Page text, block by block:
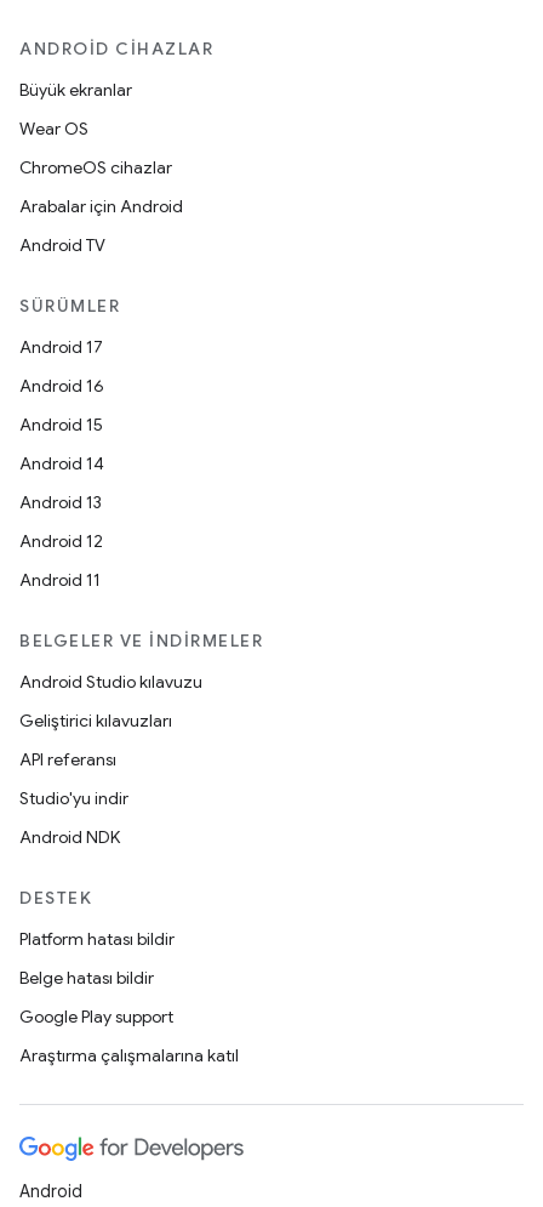
ANDROID CIHAZLAR
Büyük ekranlar
Wear OS
ChromeOS cihazlar
Arabalar için Android
Android TV
SÜRÜMLER
Android 17
Android 16
Android 15
Android 14
Android 13
Android 12
Android 11
BELGELER VE İNDIRMELER
Android Studio kılavuzu
Geliştirici kılavuzları
API referansı
Studio'yu indir
Android NDK
DESTEK
Platform hatası bildir
Belge hatası bildir
Google Play support
Araştırma çalışmalarına katıl
Android